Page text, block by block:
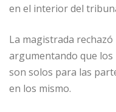
en el interior del
La magistrada
argumentando que los
son solos para las
en los mismo.